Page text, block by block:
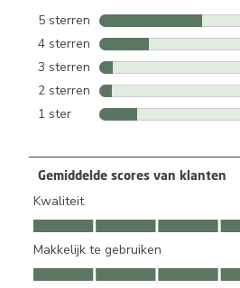
5 sterren sterren
4 sterren sterren
3 sterren sterren
2 sterren sterren
1 ster sterren
Gemiddelde scores van klanten
Kwaliteit
Kwaliteit, 4.0 van 5
Makkelijk te gebruiken
Makkelijk te gebruiken, 3.8 van 5